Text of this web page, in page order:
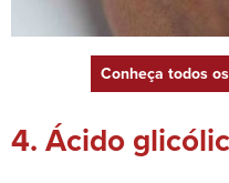
Conheça todos
4. Ácido